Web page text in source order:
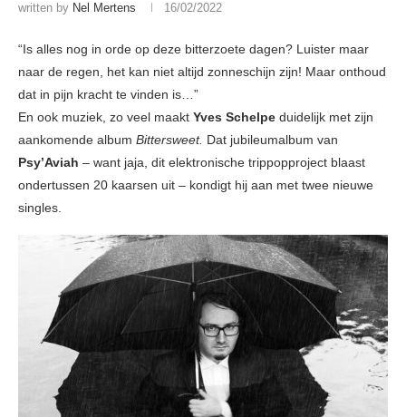
written by Nel Mertens 16/02/2022
“Is alles nog in orde op deze bitterzoete dagen? Luister maar
naar de regen, het kan niet altijd zonneschijn zijn! Maar onthoud
dat in pijn kracht te vinden is…”
En ook muziek, zo veel maakt Yves Schelpe duidelijk met zijn
aankomende album Bittersweet. Dat jubileumalbum van
Psy’Aviah – want jaja, dit elektronische trippopproject blaast
ondertussen 20 kaarsen uit – kondigt hij aan met twee nieuwe
singles.